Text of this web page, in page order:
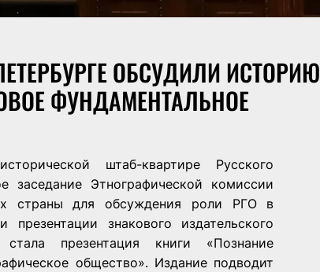
ОБСУДИЛИ ИСТОРИЮ
ФУНДАМЕНТАЛЬНОЕ
штаб-квартире Русского
заседание Этнографической комиссии
страны для обсуждения роли РГО в
знакового издательского
презентация книги «Познание
общество».Издание подводит